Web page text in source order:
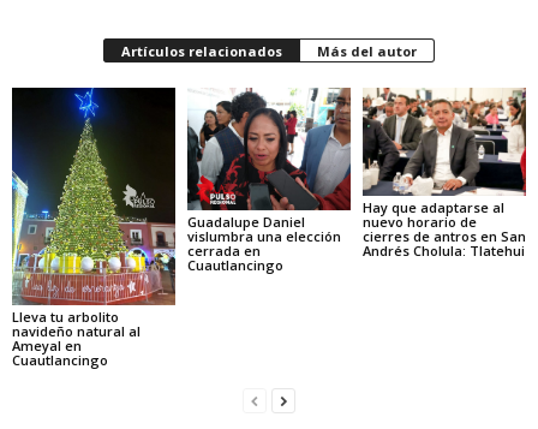
Artículos relacionados Más del autor
Lleva tu arbolito
navideño natural al
Ameyal en
Cuautlancingo
Guadalupe Daniel
vislumbra una elección
cerrada en
Cuautlancingo
Hay que adaptarse al
nuevo horario de
cierres de antros en San
Andrés Cholula: Tlatehui